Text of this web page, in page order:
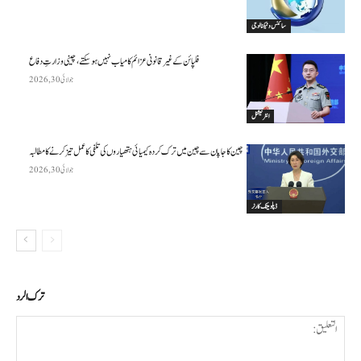
سائنس وٹیکنالوجی
انٹرنیشنل
فلپائن کے غیر قانونی عزائم کامیاب نہیں ہو سکتے ، چینی وزارتِ دفاع
جولائی 30, 2026
ڈپلومیٹک کارنر
چین کا جاپان سے چین میں ترک کردہ کیمیائی ہتھیاروں کی تلفی کا عمل تیز کرنے کا مطالبہ
جولائی 30, 2026
ترك الرد